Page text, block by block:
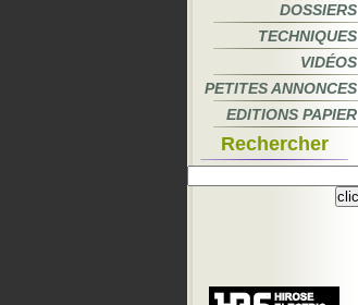
DOSSIERS
TECHNIQUES
VIDÉOS
PETITES ANNONCES
EDITIONS PAPIER
Rechercher